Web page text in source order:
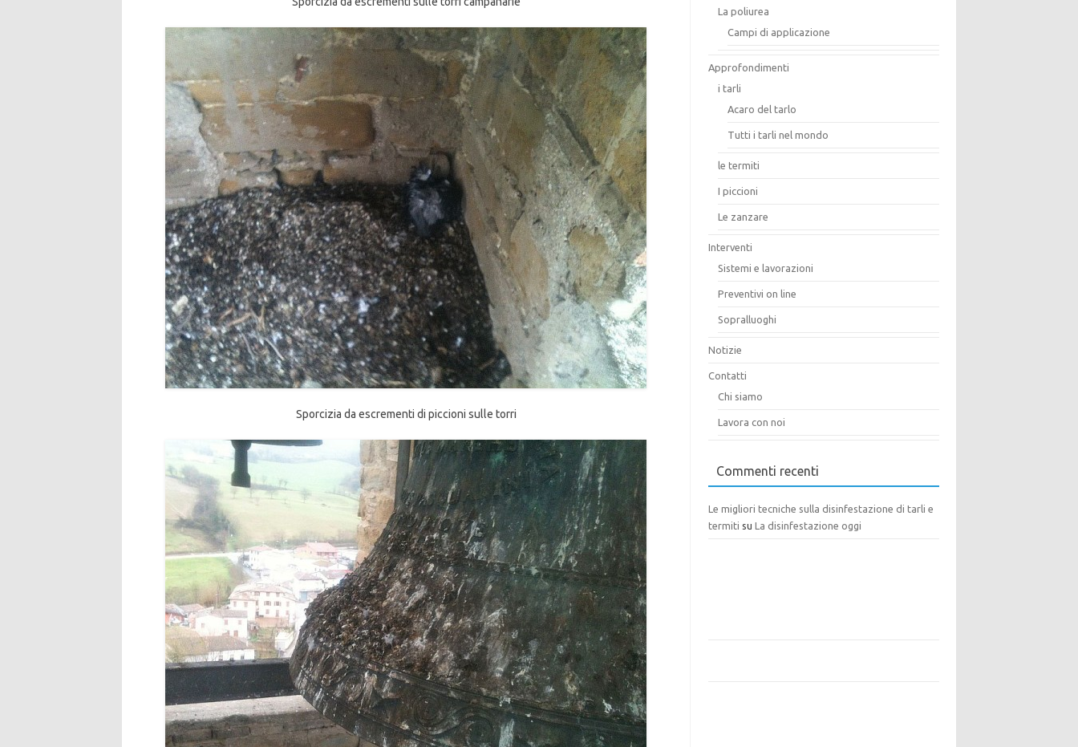
Sporcizia da escrementi di piccioni sulle torri
La poliurea
Campi di applicazione
Approfondimenti
i tarli
Acaro del tarlo
Tutti i tarli nel mondo
le termiti
I piccioni
Le zanzare
Interventi
Sistemi e lavorazioni
Preventivi on line
Sopralluoghi
Notizie
Contatti
Chi siamo
Lavora con noi
Commenti recenti
Le migliori tecniche sulla disinfestazione di tarli e
termiti su La disinfestazione oggi